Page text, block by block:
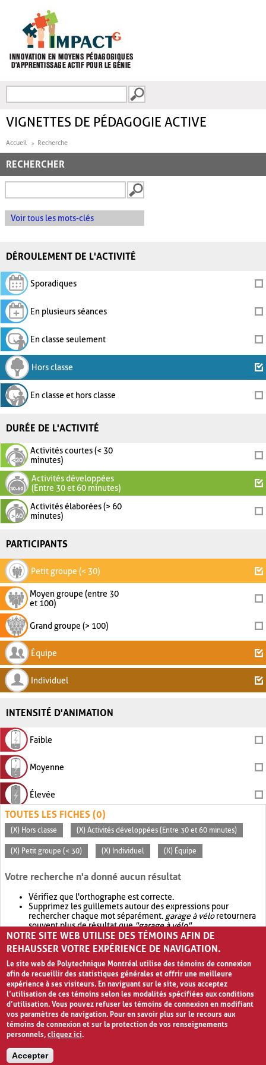
FORMULAIRE DE
VIGNETTES DE PÉDAGOGIE ACTIVE
Accueil Recherche
RECHERCHER
Voir tous les mots-clés
DÉROULEMENT DE L'ACTIVITÉ
Sporadiques
En plusieurs séances
En classe seulement
Hors classe
En classe et hors classe
DURÉE DE L'ACTIVITÉ
Activités courtes (< 30
minutes)
Activités développées
(Entre 30 et 60 minutes)
Activités élaborées (> 60
minutes)
PARTICIPANTS
Petit groupe (< 30)
Moyen groupe (entre 30
et 100)
Grand groupe (> 100)
Équipe
Individuel
INTENSITÉ D'ANIMATION
Faible
Moyenne
Élevée
TOUTES LES FICHES (0)
(X) Hors classe (X) Activités développées (Entre 30 et 60 minutes)
(X) Petit groupe (< 30) (X) Individuel (X) Équipe
Votre recherche n'a donné aucun résultat
Vérifiez que l'orthographe est correcte.
Supprimez les guillemets autour des expressions pour
rechercher chaque mot séparément. garage à véloretournera
souvent plus de résultat que"garage à vélo".
Envisagez d'élargir votre recherche avec OR.garage OR vélo
retournera souvent plus de résultat quegarage à vélo
NOTRE SITE WEB UTILISE DES TÉMOINS AFIN DE
REHAUSSER VOTRE EXPÉRIENCE DE NAVIGATION.
Le site web de Polytechnique Montréal utilise des témoins de connexion
afin de recueillir des statistiques générales et offrir une meilleure
expérience à ses visiteurs. En naviguant sur le site, vous acceptez
l’utilisation de ces témoins selon les modalités spécifiées aux conditions
d’utilisation. Vous pouvez refuser les témoins de connexion en modifiant
vos paramètres de navigation. Pour en savoir plus sur le recours aux
témoins de connexion et sur la protection de vos renseignements
personnels,cliquez ici.
Accepter